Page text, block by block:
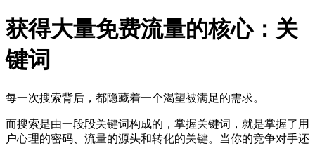
获得大量免费流量的核心：关
键词
每一次搜索背后，都隐藏着一个渴望被满足的需求。
而搜索是由一段段关键词构成的，掌握关键词，就是掌握了用
户心理的密码、流量的源头和转化的关键。当你的竞争对手还